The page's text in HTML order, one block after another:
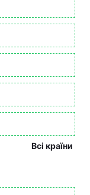
Всі країни